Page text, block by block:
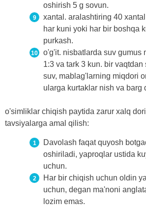
oshirish 5 g sovun.
xantal. aralashtiring 40
har kuni yoki har bir boshqa
purkash.
o'g'it. nisbatlarda suv gumus
1:3 va tark 3 kun. bir
suv, mablag'larning miqdori
ularga kurtaklar nish va barg
o'simliklar chiqish paytida zarur xalq
tavsiyalarga amal qilish:
Davolash faqat quyosh
oshiriladi, yaproqlar ustida
uchun.
Har bir chiqish uchun oldin
uchun, degan ma'noni
lozim emas.